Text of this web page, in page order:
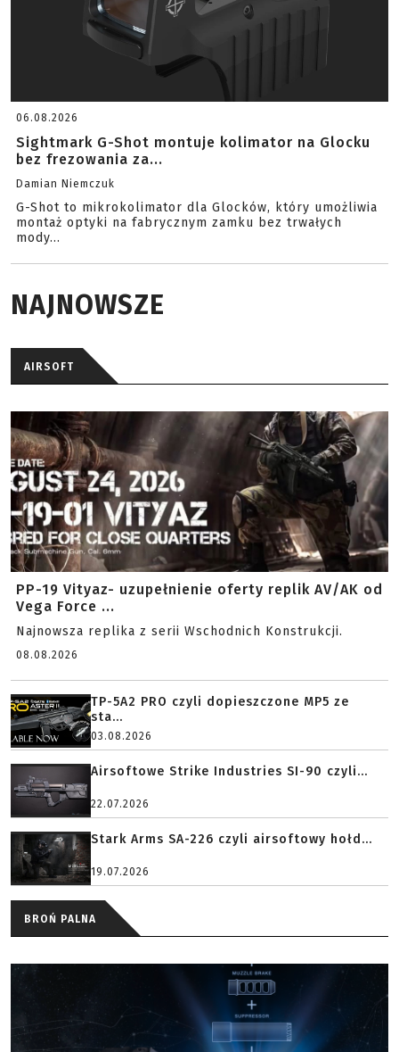
06.08.2026
Sightmark G-Shot montuje kolimator na Glocku
bez frezowania za...
Damian Niemczuk
G-Shot to mikrokolimator dla Glocków, który umożliwia
montaż optyki na fabrycznym zamku bez trwałych
mody...
NAJNOWSZE
AIRSOFT
PP-19 Vityaz- uzupełnienie oferty replik AV/AK od
Vega Force ...
Najnowsza replika z serii Wschodnich Konstrukcji.
08.08.2026
TP-5A2 PRO czyli dopieszczone MP5 ze
sta...
03.08.2026
Airsoftowe Strike Industries SI-90 czyli...
22.07.2026
Stark Arms SA-226 czyli airsoftowy hołd...
19.07.2026
BROŃ PALNA